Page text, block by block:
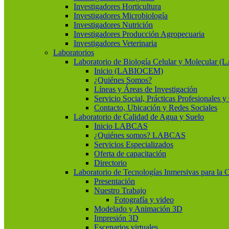
Investigadores Horticultura
Investigadores Microbiología
Investigadores Nutrición
Investigadores Producción Agropecuaria
Investigadores Veterinaria
Laboratorios
Laboratorio de Biología Celular y Molecular
Inicio (LABIOCEM)
¿Quiénes Somos?
Líneas y Áreas de Investigación
Servicio Social, Prácticas Profesionales
Contacto, Ubicación y Redes Sociales
Laboratorio de Calidad de Agua y Suelo
Inicio LABCAS
¿Quiénes somos? LABCAS
Servicios Especializados
Oferta de capacitación
Directorio
Laboratorio de Tecnologías Inmersivas para la
Presentación
Nuestro Trabajo
Fotografía y video
Modelado y Animación 3D
Impresión 3D
Escenarios virtuales